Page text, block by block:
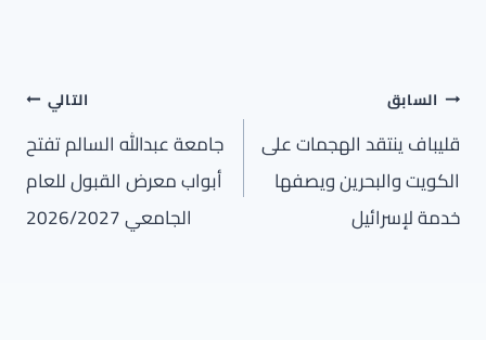
تصفّح
المقالات
السابق
قليباف ينتقد الهجمات على
الكويت والبحرين ويصفها
خدمة لإسرائيل
التالي
جامعة عبدالله السالم تفتح
أبواب معرض القبول للعام
الجامعي 2026/2027